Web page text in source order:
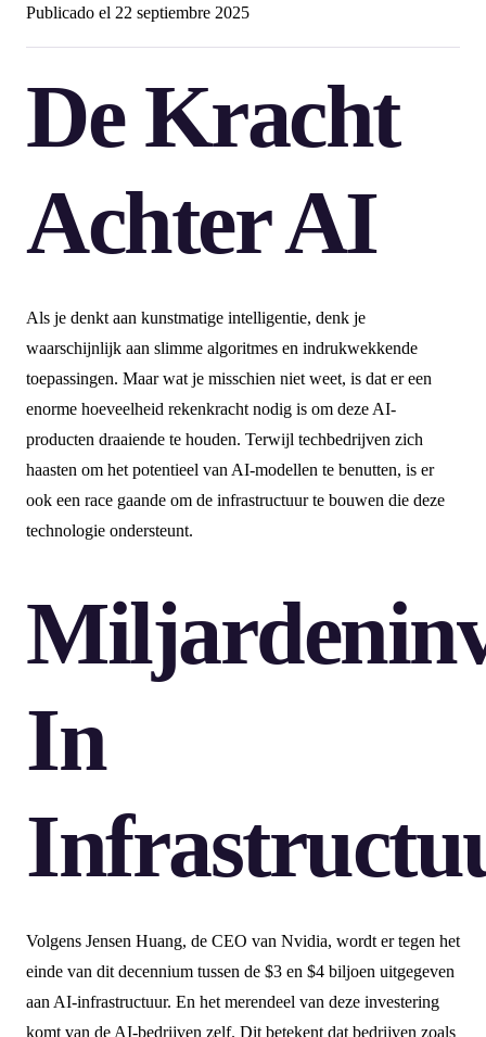
Publicado el 22 septiembre 2025
De Kracht
Achter AI
Als je denkt aan kunstmatige intelligentie, denk je
waarschijnlijk aan slimme algoritmes en indrukwekkende
toepassingen. Maar wat je misschien niet weet, is dat er een
enorme hoeveelheid rekenkracht nodig is om deze AI-
producten draaiende te houden. Terwijl techbedrijven zich
haasten om het potentieel van AI-modellen te benutten, is er
ook een race gaande om de infrastructuur te bouwen die deze
technologie ondersteunt.
In
Volgens Jensen Huang, de CEO van Nvidia, wordt er tegen het
einde van dit decennium tussen de $3 en $4 biljoen uitgegeven
aan AI-infrastructuur. En het merendeel van deze investering
komt van de AI-bedrijven zelf. Dit betekent dat bedrijven zoals